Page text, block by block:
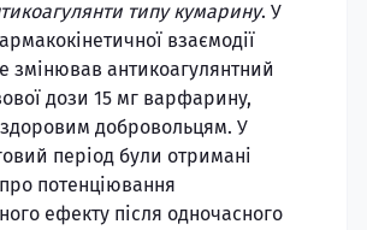
типу кумарину. У
взаємодії
змінював антикоагулянтний
дози 15 мг варфарину,
добровольцям. У
період були отримані
потенціювання
ефекту після одночасного